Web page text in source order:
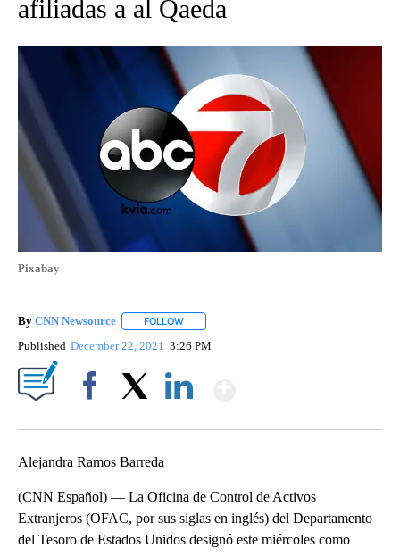
afiliadas a al Qaeda
Pixabay
By CNN Newsource FOLLOW
Published December 22, 2021 3:26 PM
Alejandra Ramos Barreda
(CNN Español) — La Oficina de Control de Activos
Extranjeros (OFAC, por sus siglas en inglés) del Departamento
del Tesoro de Estados Unidos designó este miércoles como